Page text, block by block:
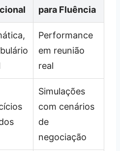
para Fluência
Performance
em reunião
real
Simulações
com cenários
de
negociação